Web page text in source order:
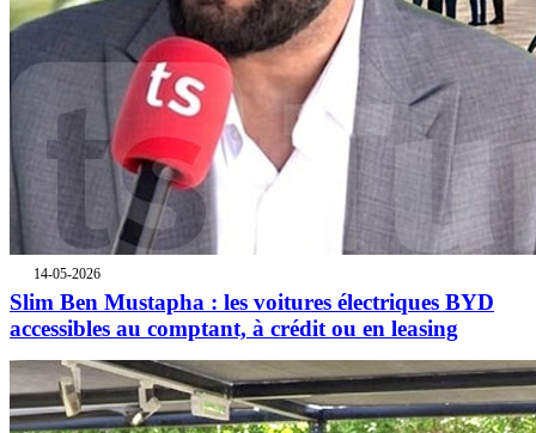
14-05-2026
Slim Ben Mustapha : les voitures électriques BYD
accessibles au comptant, à crédit ou en leasing